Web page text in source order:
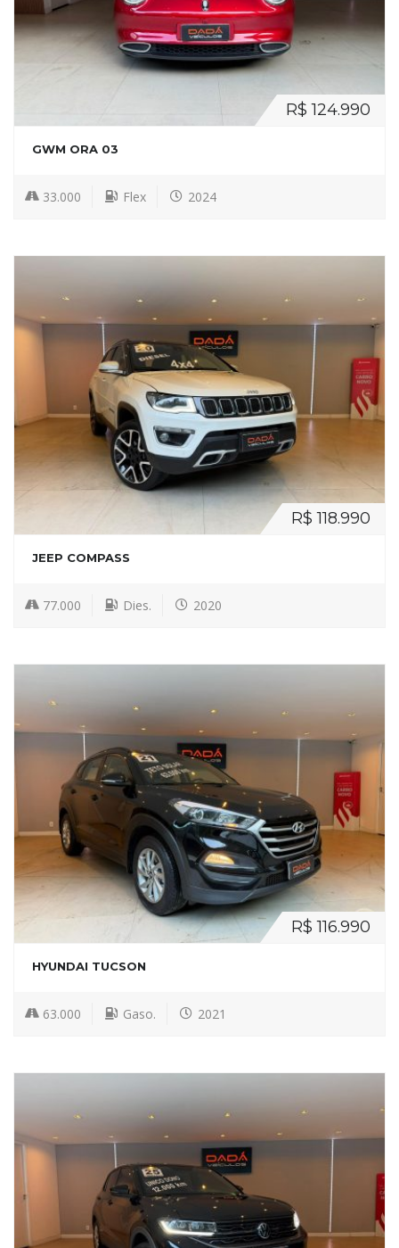
R$ 124.990
GWM ORA 03
33.000 Flex 2024
R$ 118.990
JEEP COMPASS
77.000 Dies. 2020
R$ 116.990
HYUNDAI TUCSON
63.000 Gaso. 2021